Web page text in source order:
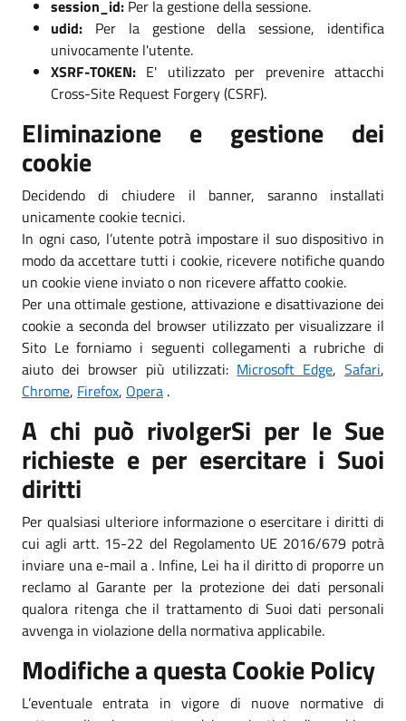
session_id: Per la gestione della sessione.
udid: Per la gestione della sessione, identifica
univocamente l'utente.
XSRF-TOKEN: E' utilizzato per prevenire attacchi
Cross-Site Request Forgery (CSRF).
Eliminazione e gestione dei
cookie
Decidendo di chiudere il banner, saranno installati
unicamente cookie tecnici.
In ogni caso, l’utente potrà impostare il suo dispositivo in
modo da accettare tutti i cookie, ricevere notifiche quando
un cookie viene inviato o non ricevere affatto cookie.
Per una ottimale gestione, attivazione e disattivazione dei
cookie a seconda del browser utilizzato per visualizzare il
Sito Le forniamo i seguenti collegamenti a rubriche di
aiuto dei browser più utilizzati: Microsoft Edge,Safari,
Chrome, Firefox, Opera .
A chi può rivolgerSi per le Sue
richieste e per esercitare i Suoi
diritti
Per qualsiasi ulteriore informazione o esercitare i diritti di
cui agli artt. 15-22 del Regolamento UE 2016/679 potrà
inviare una e-mail a . Infine, Lei ha il diritto di proporre un
reclamo al Garante per la protezione dei dati personali
qualora ritenga che il trattamento di Suoi dati personali
avvenga in violazione della normativa applicabile.
Modifiche a questa Cookie Policy
L’eventuale entrata in vigore di nuove normative di